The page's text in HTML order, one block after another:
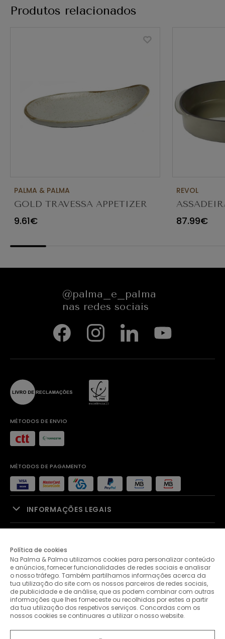
Produtos relacionados
PALMA & PALMA
GOLD TRAVESSA APPETIZER
Ø23X12CM
9.61€
REVOL
654545
87.99€
@palma_e_palma
nas redes sociais
MÉTODOS DE ENVIO
MÉTODOS DE PAGAMENTO
INFORMAÇÕES LEGAIS
PALMA & PALMA
APOIO AO CLIENTE
CONTACTOS
Política de cookies
Na Palma & Palma utilizamos cookies para personalizar conteúdo
e anúncios, fornecer funcionalidades de redes sociais e analisar
o nosso tráfego. Também partilhamos informações acerca da
tua utilização do site com os nossos parceiros de redes sociais,
de publicidade e de análise, que as podem combinar com outras
informações que lhes forneceste ou recolhidas por estes a partir
da tua utilização dos respetivos serviços. Concordas com os
nossos cookies se continuares a utilizar o nosso website.